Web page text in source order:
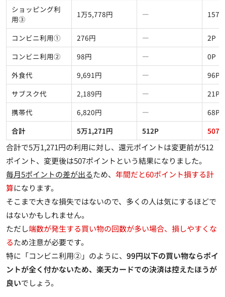
ショッピング利
用③
1万5,778円 ― 157P
コンビニ利用① 276円 ―
2P
コンビニ利用②
98円 ―
0P
外食代
9,691円 ―
96P
サブスク代
2,189円 ―
21P
携帯代
6,820円 ―
68P
合計
5万1,271円 512P 507P
合計で5万1,271円の利用に対し、還元ポイントは変更前が512
ポイント、変更後は507ポイントという結果になりました。
毎月5ポイントの差が出るため、 年間だと60ポイント損する計
算になります。
そこまで大きな損失ではないので、多くの人は気にするほどで
はないかもしれません。
ただし端数が発生する買い物の回数が多い場合、損しやすくな
るため注意が必要です。
特に「コンビニ利用②」のように、 99円以下の買い物ならポイ
ントが全く付かないため、楽天カードでの決済は控えたほうが
良いでしょう。